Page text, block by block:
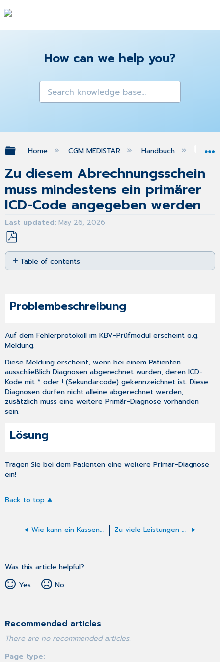
How can we help you?
Expand/collapse global hierarchy
Home CGM MEDISTAR Handbuch
Zu diesem Abrechnungsschein
muss mindestens ein primärer
ICD-Code angegeben werden
Last updated May 26, 2026
Save
as
PDF
Table of contents
Problembeschreibung
Auf dem Fehlerprotokoll im KBV-Prüfmodul erscheint o.g.
Meldung.
Diese Meldung erscheint, wenn bei einem Patienten
ausschließlich Diagnosen abgerechnet wurden, deren ICD-
Kode mit * oder ! (Sekundärcode) gekennzeichnet ist. Diese
Diagnosen dürfen nicht alleine abgerechnet werden,
zusätzlich muss eine weitere Primär-Diagnose vorhanden
sein.
Lösung
Tragen Sie bei dem Patienten eine weitere Primär-Diagnose
ein!
Back to top
Wie kann ein Kassenpatient in die "Offenen Rechnungen" gelangen? Zu viele Leistungen / Diagnosen
Was this article helpful?
Yes
No
Recommended articles
There are no recommended articles.
Page type